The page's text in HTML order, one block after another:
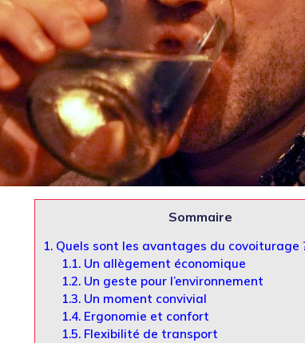
Sommaire
1. Quels sont les avantages du covoiturage
1.1.Un allègement économique
1.2.Un geste pour l’environnement
1.3.Un moment convivial
1.4.Ergonomie et confort
1.5.Flexibilité de transport